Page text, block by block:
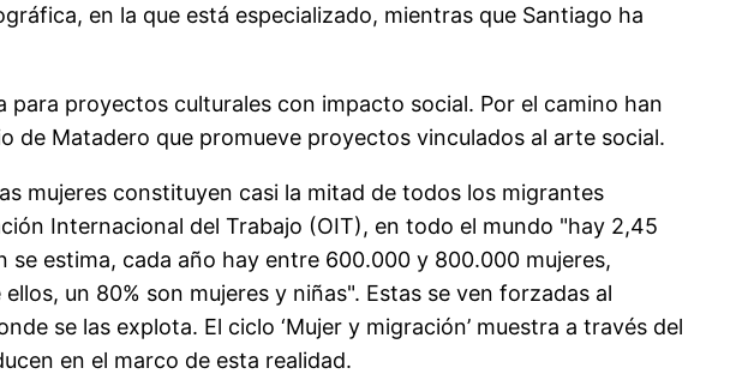
en la que está especializado, mientras que Santiago ha
proyectos culturales con impacto social. Por el camino han
de Matadero que promueve proyectos vinculados al arte social.
mujeres constituyen casi la mitad de todos los migrantes
Internacional del Trabajo (OIT), en todo el mundo "hay 2,45
estima, cada año hay entre 600.000 y 800.000 mujeres,
un 80% son mujeres y niñas". Estas se ven forzadas al
se las explota. El ciclo ‘Mujer y migración’ muestra a través del
en el marco de esta realidad.